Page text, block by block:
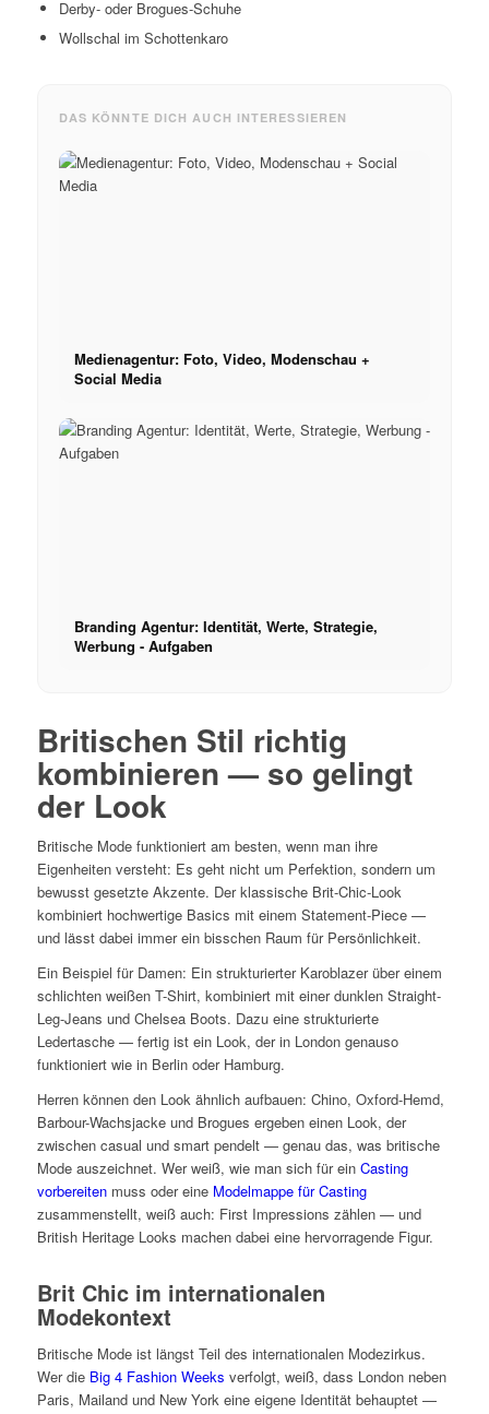
Derby- oder Brogues-Schuhe
Wollschal im Schottenkaro
DAS KÖNNTE DICH AUCH INTERESSIEREN
Medienagentur: Foto, Video, Modenschau +
Social Media
Branding Agentur: Identität, Werte, Strategie,
Werbung - Aufgaben
Britischen Stil richtig
kombinieren — so gelingt
der Look
Britische Mode funktioniert am besten, wenn man ihre
Eigenheiten versteht: Es geht nicht um Perfektion, sondern um
bewusst gesetzte Akzente. Der klassische Brit-Chic-Look
kombiniert hochwertige Basics mit einem Statement-Piece —
und lässt dabei immer ein bisschen Raum für Persönlichkeit.
Ein Beispiel für Damen: Ein strukturierter Karoblazer über einem
schlichten weißen T-Shirt, kombiniert mit einer dunklen Straight-
Leg-Jeans und Chelsea Boots. Dazu eine strukturierte
Ledertasche — fertig ist ein Look, der in London genauso
funktioniert wie in Berlin oder Hamburg.
Herren können den Look ähnlich aufbauen: Chino, Oxford-Hemd,
Barbour-Wachsjacke und Brogues ergeben einen Look, der
zwischen casual und smart pendelt — genau das, was britische
Mode auszeichnet. Wer weiß, wie man sich für ein Casting
vorbereitenmuss oder eine Modelmappe für Casting
zusammenstellt, weiß auch: First Impressions zählen — und
British Heritage Looks machen dabei eine hervorragende Figur.
Brit Chic im internationalen
Modekontext
Britische Mode ist längst Teil des internationalen Modezirkus.
Wer die Big 4 Fashion Weeks verfolgt, weiß, dass London neben
Paris, Mailand und New York eine eigene Identität behauptet —